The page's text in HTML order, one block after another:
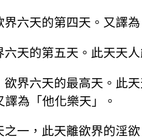
界六天的第四天。又譯
六天的第五天。此天天
欲界六天的最高天。此
為「他化樂天」。
之一，此天離欲界的淫欲